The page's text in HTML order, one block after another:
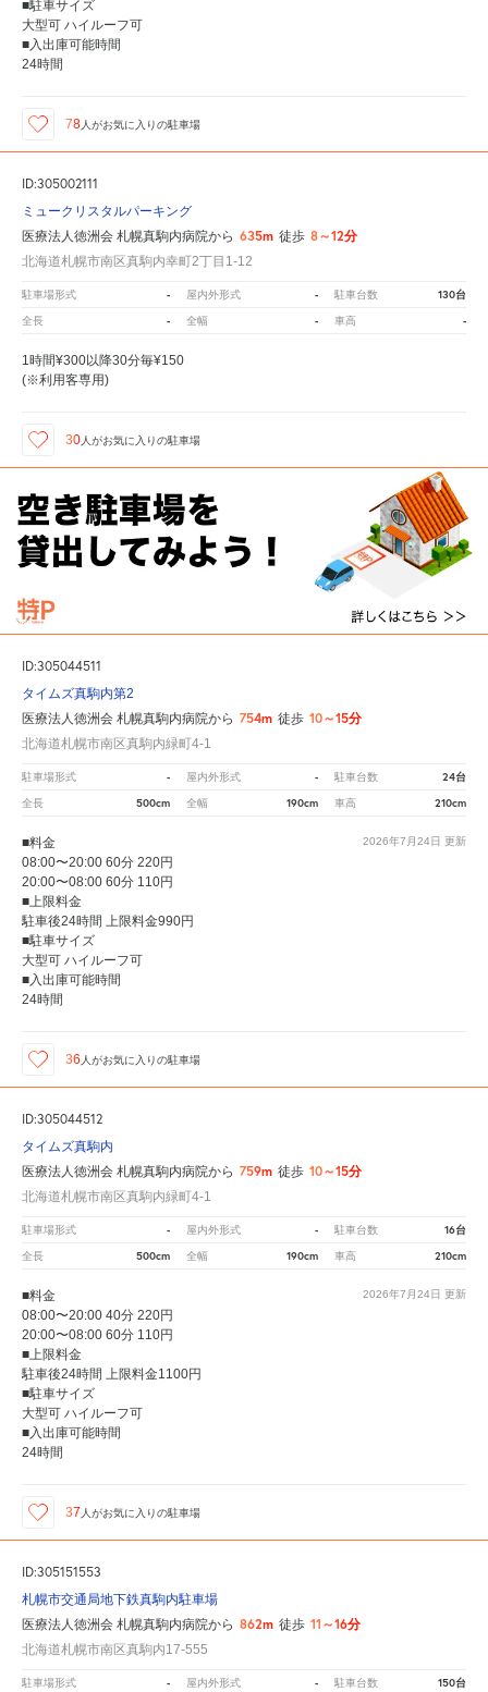
■駐車サイズ
大型可 ハイルーフ可
■入出庫可能時間
24時間
78 人がお気に入りの駐車場
ID:305002111
ミュークリスタルパーキング
医療法人徳洲会 札幌真駒内病院から 635m 徒歩 8～12分
北海道札幌市南区真駒内幸町2丁目1-12
駐車場形式 - 屋内外形式 - 駐車台数 130台
全長 - 全幅 - 車高 -
1時間¥300以降30分毎¥150
(※利用客専用)
30 人がお気に入りの駐車場
ID:305044511
タイムズ真駒内第2
医療法人徳洲会 札幌真駒内病院から 754m 徒歩 10～15分
北海道札幌市南区真駒内緑町4-1
駐車場形式 - 屋内外形式 - 駐車台数 24台
全長 500cm 全幅 190cm 車高 210cm
2026年7月24日 更新
■料金
08:00〜20:00 60分 220円
20:00〜08:00 60分 110円
■上限料金
駐車後24時間 上限料金990円
■駐車サイズ
大型可 ハイルーフ可
■入出庫可能時間
24時間
36 人がお気に入りの駐車場
ID:305044512
タイムズ真駒内
医療法人徳洲会 札幌真駒内病院から 759m 徒歩 10～15分
北海道札幌市南区真駒内緑町4-1
駐車場形式 - 屋内外形式 - 駐車台数 16台
全長 500cm 全幅 190cm 車高 210cm
2026年7月24日 更新
■料金
08:00〜20:00 40分 220円
20:00〜08:00 60分 110円
■上限料金
駐車後24時間 上限料金1100円
■駐車サイズ
大型可 ハイルーフ可
■入出庫可能時間
24時間
37 人がお気に入りの駐車場
ID:305151553
札幌市交通局地下鉄真駒内駐車場
医療法人徳洲会 札幌真駒内病院から 862m 徒歩 11～16分
北海道札幌市南区真駒内17-555
駐車場形式 - 屋内外形式 - 駐車台数 150台